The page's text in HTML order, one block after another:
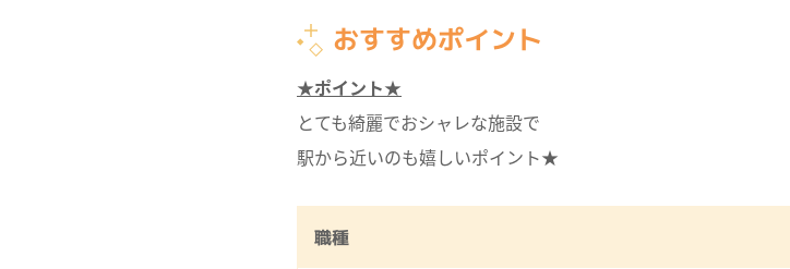
おすすめポイント
★ポイント★
とても綺麗でおシャレな施設で
駅から近いのも嬉しいポイント★
職種